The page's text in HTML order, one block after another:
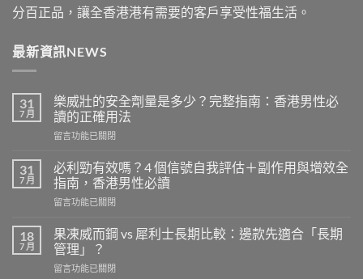
分百正品，讓全香港港有需要的客戶享受性福生活。
最新資訊NEWS
31
7 月
樂威壯的安全劑量是多少？完整指南：香港男性必
讀的正確用法
在
威
壯
的
安
劑
量
是
多
留言功能已關閉
31
7 月
必利勁有效嗎？4 個信號自我評估＋副作用與增效全
指南，香港男性必讀
在
利
勁
有
效
留言功能已關閉
18
7 月
果凍威而鋼 vs 犀利士長期比較：邊款先適合「長期
管理」？
在
留言功能已關閉